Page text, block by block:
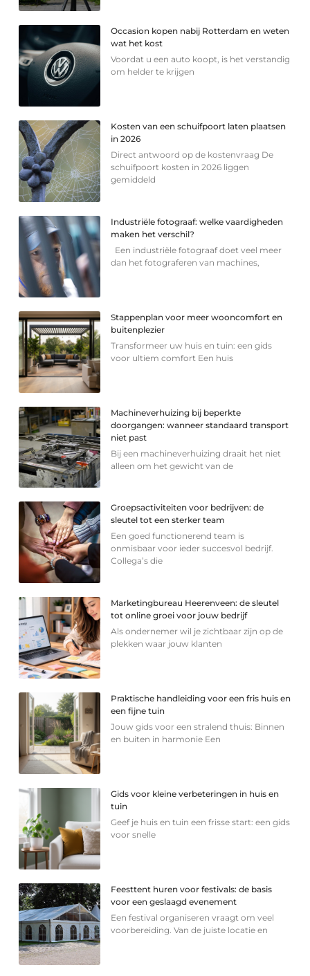
Occasion kopen nabij Rotterdam en weten
wat het kost
Voordat u een auto koopt, is het verstandig
om helder te krijgen
Kosten van een schuifpoort laten plaatsen
in 2026
Direct antwoord op de kostenvraag De
schuifpoort kosten in 2026 liggen
gemiddeld
Industriële fotograaf: welke vaardigheden
maken het verschil?
Een industriële fotograaf doet veel meer
dan het fotograferen van machines,
Stappenplan voor meer wooncomfort en
buitenplezier
Transformeer uw huis en tuin: een gids
voor ultiem comfort Een huis
Machineverhuizing bij beperkte
doorgangen: wanneer standaard transport
niet past
Bij een machineverhuizing draait het niet
alleen om het gewicht van de
Groepsactiviteiten voor bedrijven: de
sleutel tot een sterker team
Een goed functionerend team is
onmisbaar voor ieder succesvol bedrijf.
Collega’s die
Marketingbureau Heerenveen: de sleutel
tot online groei voor jouw bedrijf
Als ondernemer wil je zichtbaar zijn op de
plekken waar jouw klanten
Praktische handleiding voor een fris huis en
een fijne tuin
Jouw gids voor een stralend thuis: Binnen
en buiten in harmonie Een
Gids voor kleine verbeteringen in huis en
tuin
Geef je huis en tuin een frisse start: een gids
voor snelle
Feesttent huren voor festivals: de basis
voor een geslaagd evenement
Een festival organiseren vraagt om veel
voorbereiding. Van de juiste locatie en